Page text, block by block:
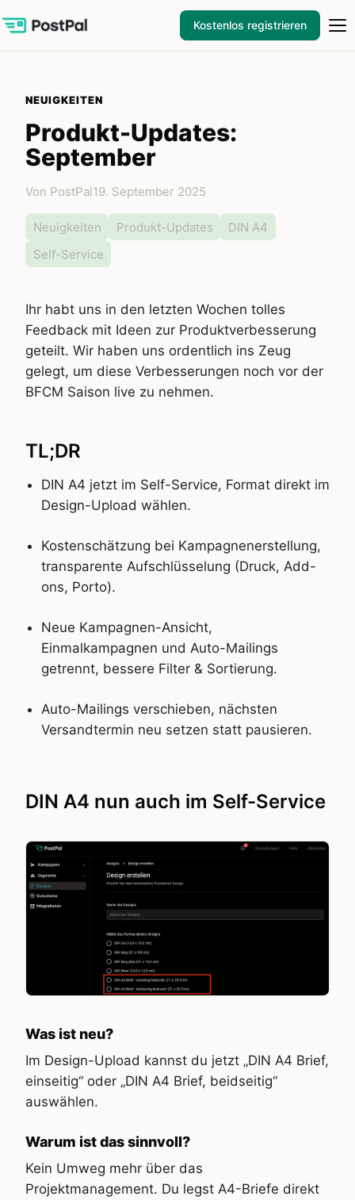
Kostenlos registrieren
NEUIGKEITEN
Produkt-Updates:
September
Von PostPal19. September 2025
Neuigkeiten Produkt-Updates
DIN A4
Self-Service
Ihr habt uns in den letzten Wochen tolles
Feedback mit Ideen zur Produktverbesserung
geteilt. Wir haben uns ordentlich ins Zeug
gelegt, um diese Verbesserungen noch vor der
BFCM Saison live zu nehmen.
TL;DR
DIN A4 jetzt im Self-Service, Format direkt im
Design-Upload wählen.
Kostenschätzung bei Kampagnenerstellung,
transparente Aufschlüsselung (Druck, Add-
ons, Porto).
Neue Kampagnen-Ansicht,
Einmalkampagnen und Auto-Mailings
getrennt, bessere Filter & Sortierung.
Auto-Mailings verschieben, nächsten
Versandtermin neu setzen statt pausieren.
DIN A4 nun auch im Self-Service
Was ist neu?
Im Design-Upload kannst du jetzt „DIN A4 Brief,
einseitig“ oder „DIN A4 Brief, beidseitig“
auswählen.
Warum ist das sinnvoll?
Kein Umweg mehr über das
Projektmanagement. Du legst A4-Briefe direkt